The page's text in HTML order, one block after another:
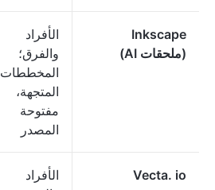
Inkscape
(ملحقات AI)
الأفراد
والفرق؛
المخططات
المتجهة،
مفتوحة
المصدر
Vecta. io
الأفراد